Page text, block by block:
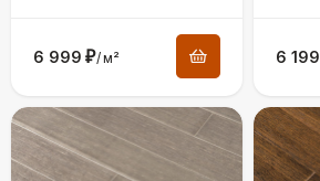
6 999 ₽/м² 6 199